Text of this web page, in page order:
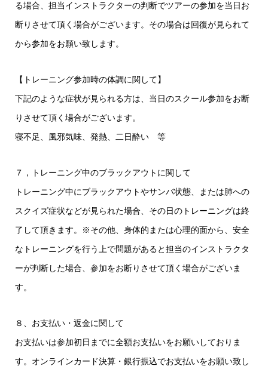
る場合、担当インストラクターの判断でツアーの参加を当日お
断りさせて頂く場合がございます。その場合は回復が見られて
から参加をお願い致します。
【トレーニング参加時の体調に関して】
下記のような症状が見られる方は、当日のスクール参加をお断
りさせて頂く場合がございます。
寝不足、風邪気味、発熱、二日酔い 等
７，トレーニング中のブラックアウトに関して
トレーニング中にブラックアウトやサンバ状態、または肺への
スクイズ症状などが見られた場合、その日のトレーニングは終
了して頂きます。※その他、身体的または心理的面から、安全
なトレーニングを行う上で問題があると担当のインストラクタ
ーが判断した場合、参加をお断りさせて頂く場合がございま
す。
８、お支払い・返金に関して
お支払いは参加初日までに全額お支払いをお願いしておりま
す。オンラインカード決算・銀行振込でお支払いをお願い致し